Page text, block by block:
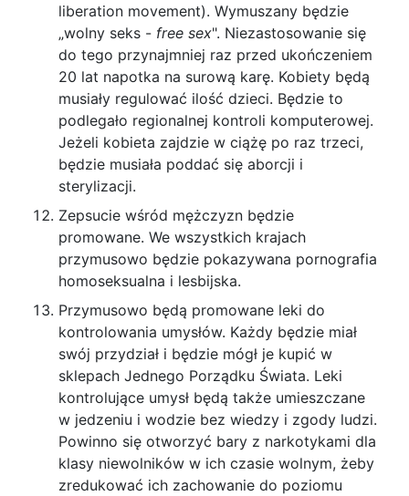
liberation movement). Wymuszany będzie
„wolny seks - free sex". Niezastosowanie się
do tego przynajmniej raz przed ukończeniem
20 lat napotka na surową karę. Kobiety będą
musiały regulować ilość dzieci. Będzie to
podlegało regionalnej kontroli komputerowej.
Jeżeli kobieta zajdzie w ciążę po raz trzeci,
będzie musiała poddać się aborcji i
sterylizacji.
Zepsucie wśród mężczyzn będzie
promowane. We wszystkich krajach
przymusowo będzie pokazywana pornografia
homoseksualna i lesbijska.
Przymusowo będą promowane leki do
kontrolowania umysłów. Każdy będzie miał
swój przydział i będzie mógł je kupić w
sklepach Jednego Porządku Świata. Leki
kontrolujące umysł będą także umieszczane
w jedzeniu i wodzie bez wiedzy i zgody ludzi.
Powinno się otworzyć bary z narkotykami dla
klasy niewolników w ich czasie wolnym, żeby
zredukować ich zachowanie do poziomu